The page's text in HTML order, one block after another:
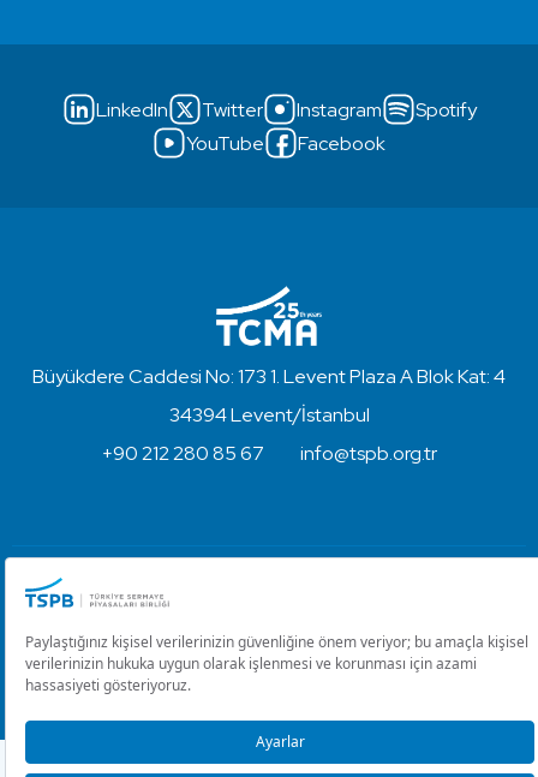
LinkedIn Twitter Instagram
Spotify
YouTube
Facebook
Büyükdere Caddesi No: 173 1. Levent Plaza A Blok Kat: 4
34394 Levent/İstanbul
+90 212 280 85 67
info@tspb.org.tr
Disclaimer and Privacy